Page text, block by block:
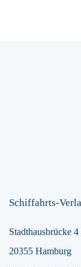
Schiffahrts-
Stadthausbrücke 4
20355 Hamburg